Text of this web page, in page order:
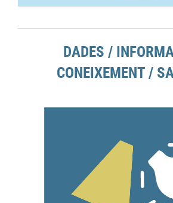
DADES /
CONEIXEMENT /